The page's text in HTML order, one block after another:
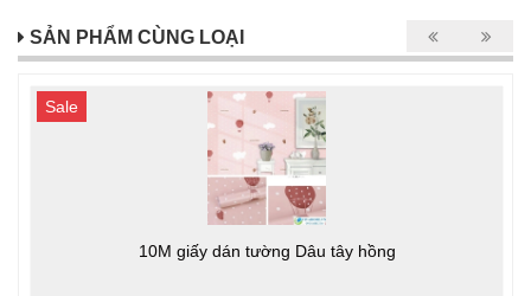
SẢN PHẨM CÙNG LOẠI
Sale
10M giấy dán tường Dâu tây hồng